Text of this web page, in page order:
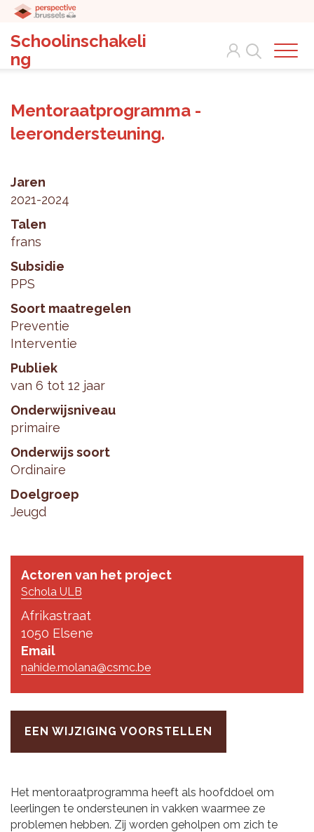
Schoolinschakeli
ng
Search
Mentoraatprogramma -
leerondersteuning.
Jaren
2021-2024
Talen
frans
Subsidie
PPS
Soort maatregelen
Preventie
Interventie
Publiek
van 6 tot 12 jaar
Onderwijsniveau
primaire
Onderwijs soort
Ordinaire
Doelgroep
Jeugd
Actoren van het project
Schola ULB
Afrikastraat
1050 Elsene
Email
nahide.molana@csmc.be
EEN WIJZIGING VOORSTELLEN
Het mentoraatprogramma heeft als hoofddoel om
leerlingen te ondersteunen in vakken waarmee ze
problemen hebben. Zij worden geholpen om zich te